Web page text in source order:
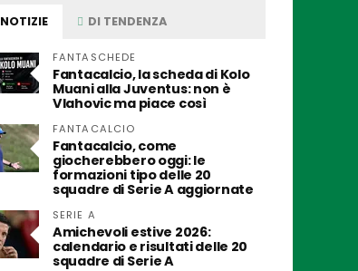
NOTIZIE DI TENDENZA
FANTASCHEDE
Fantacalcio, la scheda di Kolo
Muani alla Juventus: non è
Vlahovic ma piace così
FANTACALCIO
Fantacalcio, come
giocherebbero oggi: le
formazioni tipo delle 20
squadre di Serie A aggiornate
SERIE A
Amichevoli estive 2026:
calendario e risultati delle 20
squadre di Serie A